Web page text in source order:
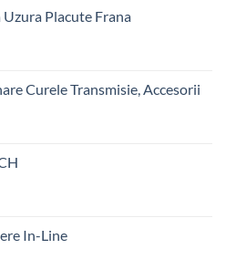
Uzura Placute Frana
Curele Transmisie, Accesorii
In-Line